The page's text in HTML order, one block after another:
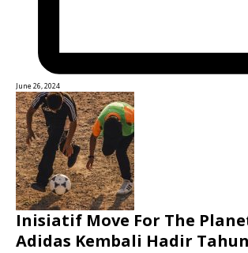
June 26, 2024
Inisiatif Move For The
Adidas Kembali Hadir